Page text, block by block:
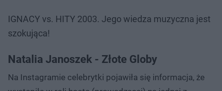
IGNACY vs. HITY 2003. Jego wiedza muzyczna jest
szokująca!
Natalia Janoszek - Złote Globy
Na Instagramie celebrytki pojawiła się informacja, że